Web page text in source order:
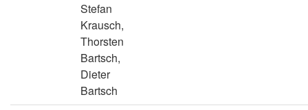
Stefan
Krausch,
Thorsten
Bartsch,
Dieter
Bartsch